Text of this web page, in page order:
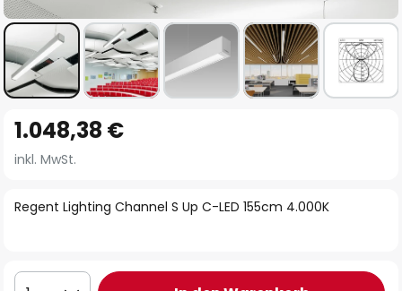
Anfang
der
springen
Regent Lighting Channel S Up C-LED 155cm 4.000K
1.048,38 €
inkl. MwSt.